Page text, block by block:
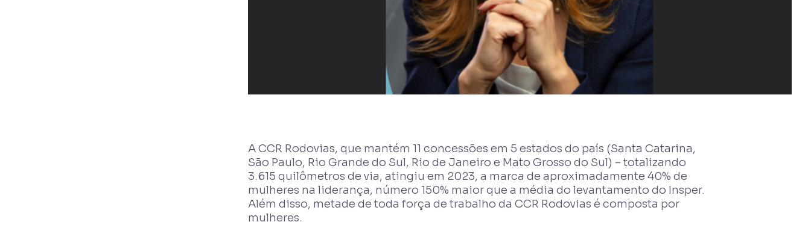
A CCR Rodovias, que mantém 11 concessões em 5 estados do país (Santa Catarina,
São Paulo, Rio Grande do Sul, Rio de Janeiro e Mato Grosso do Sul) – totalizando
3.615 quilômetros de via, atingiu em 2023, a marca de aproximadamente 40% de
mulheres na liderança, número 150% maior que a média do levantamento do Insper.
Além disso, metade de toda força de trabalho da CCR Rodovias é composta por
mulheres.